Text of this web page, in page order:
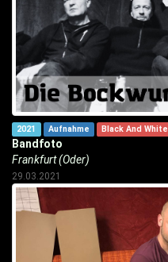
2021 Aufnahme Black And White
Bandfoto
Frankfurt (Oder)
29.03.2021